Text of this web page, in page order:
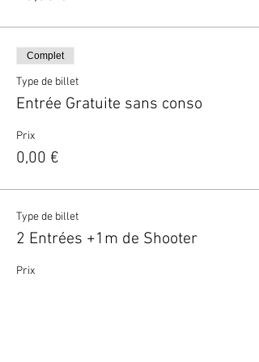
Complet
Type de billet
Entrée Gratuite sans conso
Prix
0,00 €
Type de billet
2 Entrées +1m de Shooter
Prix